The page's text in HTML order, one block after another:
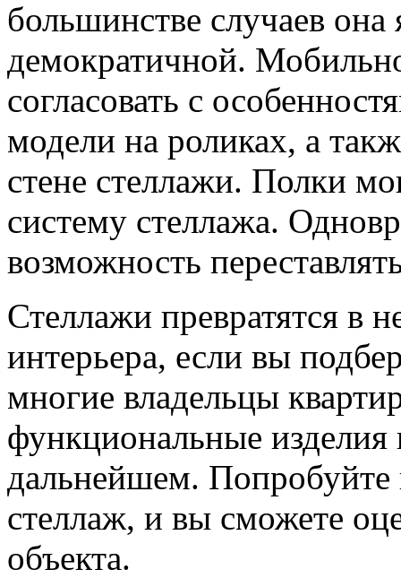
большинстве случаев она
демократичной.
согласовать с
модели на роликах, а
стене стеллажи. Полки
систему стеллажа.
возможность
Стеллажи превратятся в
интерьера, если вы
многие владельцы
функциональные
дальнейшем. Попробуйте
стеллаж, и вы сможете
объекта.